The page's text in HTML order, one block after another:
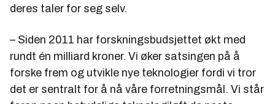
deres taler for seg selv.
– Siden 2011 har forskningsbudsjettet økt med
rundt én milliard kroner. Vi øker satsingen på å
forske frem og utvikle nye teknologier fordi vi tror
det er sentralt for å nå våre forretningsmål. Vi står